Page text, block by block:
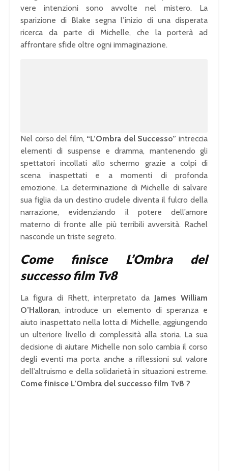
vere intenzioni sono avvolte nel mistero. La
sparizione di Blake segna l’inizio di una disperata
ricerca da parte di Michelle, che la porterà ad
affrontare sfide oltre ogni immaginazione.
Nel corso del film, “L’Ombra del Successo” intreccia
elementi di suspense e dramma, mantenendo gli
spettatori incollati allo schermo grazie a colpi di
scena inaspettati e a momenti di profonda
emozione. La determinazione di Michelle di salvare
sua figlia da un destino crudele diventa il fulcro della
narrazione, evidenziando il potere dell’amore
materno di fronte alle più terribili avversità. Rachel
nasconde un triste segreto.
Come finisce L’Ombra del
successo film Tv8
La figura di Rhett, interpretato da James William
O’Halloran, introduce un elemento di speranza e
aiuto inaspettato nella lotta di Michelle, aggiungendo
un ulteriore livello di complessità alla storia. La sua
decisione di aiutare Michelle non solo cambia il corso
degli eventi ma porta anche a riflessioni sul valore
dell’altruismo e della solidarietà in situazioni estreme.
Come finisce L’Ombra del successo film Tv8 ?